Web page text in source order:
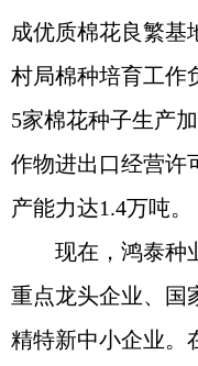
成优质棉花良繁基
村局棉种培育工作
5家棉花种子生产
作物进出口经营许
产能力达1.4万吨。
现在，鸿泰种
重点龙头企业、国
精特新中小企业。